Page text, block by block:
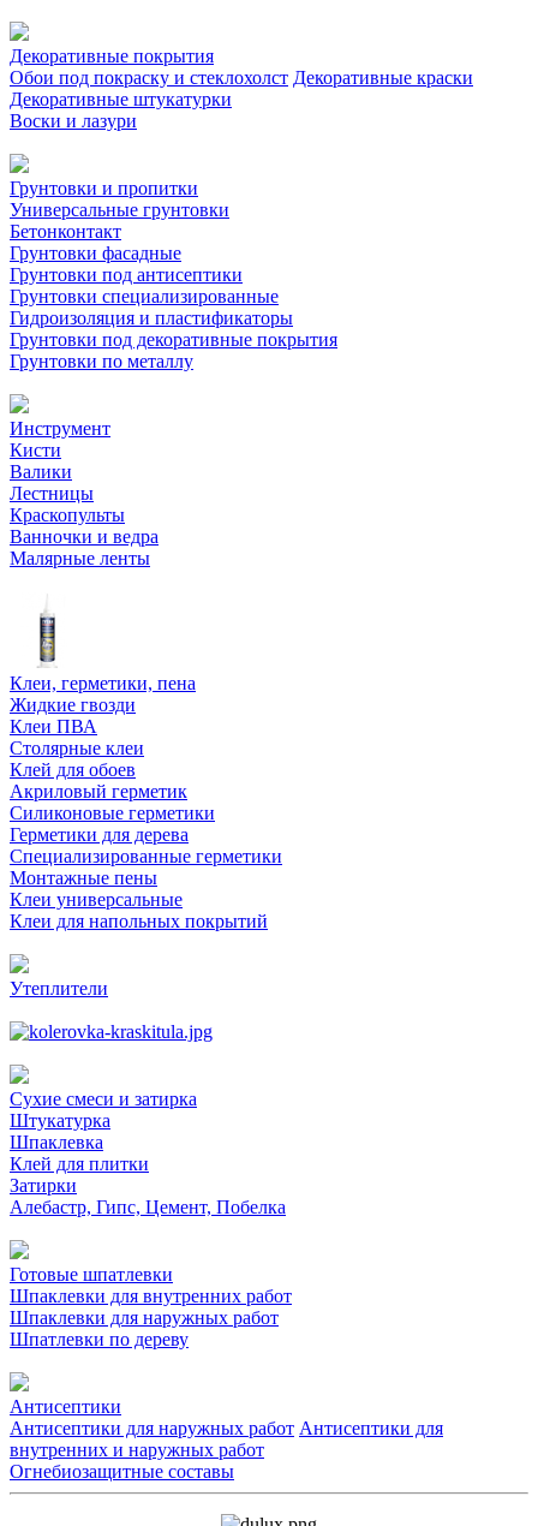
Декоративные покрытия
Обои под покраску и стеклохолст Декоративные краски
Декоративные штукатурки
Воски и лазури
Грунтовки и пропитки
Универсальные грунтовки
Бетонконтакт
Грунтовки фасадные
Грунтовки под антисептики
Грунтовки специализированные
Гидроизоляция и пластификаторы
Грунтовки под декоративные покрытия
Грунтовки по металлу
Инструмент
Кисти
Валики
Лестницы
Краскопульты
Ванночки и ведра
Малярные ленты
Клеи, герметики, пена
Жидкие гвозди
Клеи ПВА
Столярные клеи
Клей для обоев
Акриловый герметик
Силиконовые герметики
Герметики для дерева
Специализированные герметики
Монтажные пены
Клеи универсальные
Клеи для напольных покрытий
Утеплители
Сухие смеси и затирка
Штукатурка
Шпаклевка
Клей для плитки
Затирки
Алебастр, Гипс, Цемент, Побелка
Готовые шпатлевки
Шпаклевки для внутренних работ
Шпаклевки для наружных работ
Шпатлевки по дереву
Антисептики
Антисептики для наружных работ Антисептики для
внутренних и наружных работ
Огнебиозащитные составы